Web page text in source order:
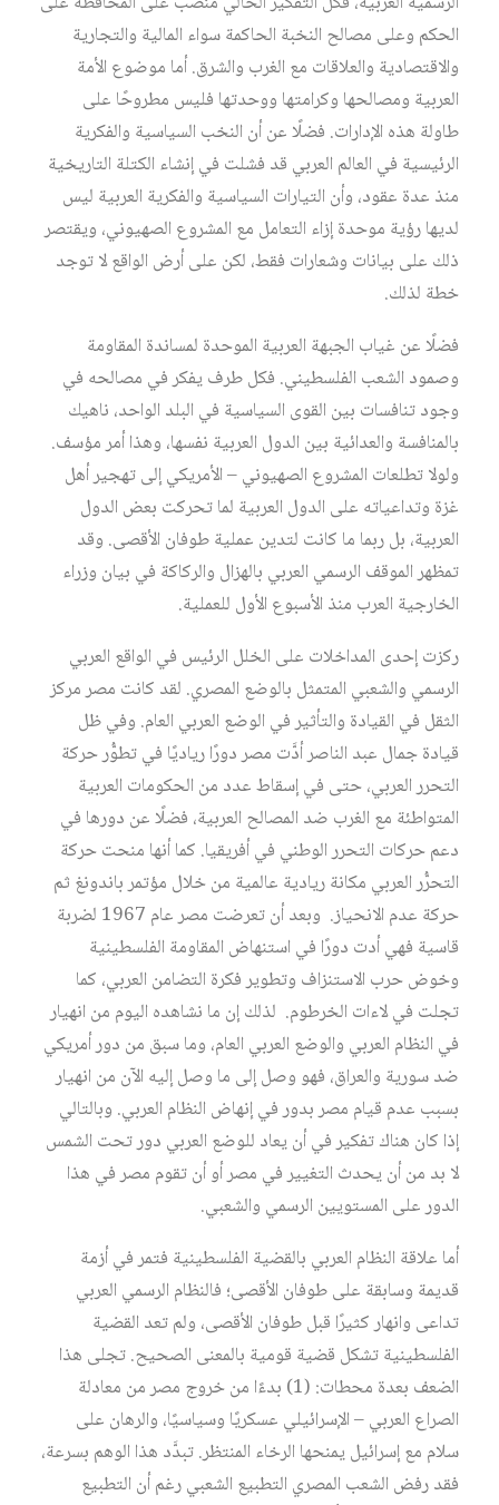
الحكم وعلى مصالح النخبة الحاكمة سواء المالية والتجارية
والاقتصادية والعلاقات مع الغرب والشرق. أما موضوع الأمة
العربية ومصالحها وكرامتها ووحدتها فليس مطروحًا على
طاولة هذه الإدارات. فضلًا عن أن النخب السياسية والفكرية
الرئيسية في العالم العربي قد فشلت في إنشاء الكتلة التاريخية
منذ عدة عقود، وأن التيارات السياسية والفكرية العربية ليس
لديها رؤية موحدة إزاء التعامل مع المشروع الصهيوني، ويقتصر
ذلك على بيانات وشعارات فقط، لكن على أرض الواقع لا توجد
خطة لذلك.
فضلًا عن غياب الجبهة العربية الموحدة لمساندة المقاومة
وصمود الشعب الفلسطيني. فكل طرف يفكر في مصالحه في
وجود تنافسات بين القوى السياسية في البلد الواحد، ناهيك
بالمنافسة والعدائية بين الدول العربية نفسها، وهذا أمر مؤسف.
ولولا تطلعات المشروع الصهيوني – الأمريكي إلى تهجير أهل
غزة وتداعياته على الدول العربية لما تحركت بعض الدول
العربية، بل ربما ما كانت لتدين عملية طوفان الأقصى. وقد
تمظهر الموقف الرسمي العربي بالهزال والركاكة في بيان وزراء
الخارجية العرب منذ الأسبوع الأول للعملية.
ركزت إحدى المداخلات على الخلل الرئيس في الواقع العربي
الرسمي والشعبي المتمثل بالوضع المصري. لقد كانت مصر مركز
الثقل في القيادة والتأثير في الوضع العربي العام. وفي ظل
قيادة جمال عبد الناصر أدَّت مصر دورًا رياديًا في تطوُّر حركة
التحرر العربي، حتى في إسقاط عدد من الحكومات العربية
المتواطئة مع الغرب ضد المصالح العربية، فضلًا عن دورها في
دعم حركات التحرر الوطني في أفريقيا. كما أنها منحت حركة
التحرُّر العربي مكانة ريادية عالمية من خلال مؤتمر باندونغ ثم
حركة عدم الانحياز. وبعد أن تعرضت مصر عام 1967 لضربة
قاسية فهي أدت دورًا في استنهاض المقاومة الفلسطينية
وخوض حرب الاستنزاف وتطوير فكرة التضامن العربي، كما
تجلت في لاءات الخرطوم. لذلك إن ما نشاهده اليوم من انهيار
في النظام العربي والوضع العربي العام، وما سبق من دور أمريكي
ضد سورية والعراق، فهو وصل إلى ما وصل إليه الآن من انهيار
بسبب عدم قيام مصر بدور في إنهاض النظام العربي. وبالتالي
إذا كان هناك تفكير في أن يعاد للوضع العربي دور تحت الشمس
لا بد من أن يحدث التغيير في مصر أو أن تقوم مصر في هذا
الدور على المستويين الرسمي والشعبي.
أما علاقة النظام العربي بالقضية الفلسطينية فتمر في أزمة
قديمة وسابقة على طوفان الأقصى؛ فالنظام الرسمي العربي
تداعى وانهار كثيرًا قبل طوفان الأقصى، ولم تعد القضية
الفلسطينية تشكل قضية قومية بالمعنى الصحيح. تجلى هذا
الضعف بعدة محطات: (1) بدءًا من خروج مصر من معادلة
الصراع العربي – الإسرائيلي عسكريًا وسياسيًا، والرهان على
سلام مع إسرائيل يمنحها الرخاء المنتظر. تبدَّد هذا الوهم بسرعة،
فقد رفض الشعب المصري التطبيع الشعبي رغم أن التطبيع